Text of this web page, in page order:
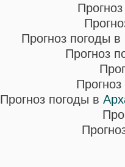
Прогноз погоды в
Прогноз
Прогноз погоды в